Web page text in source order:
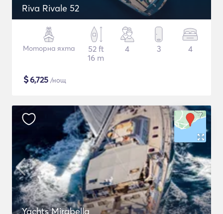
Riva Rivale 52
Моторна яхта
52 ft
16 m
4 3 4
$6,725 /нощ
Yachts Mirabella